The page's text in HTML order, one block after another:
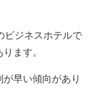
ビジネスホテルで
ます。
早い傾向があり